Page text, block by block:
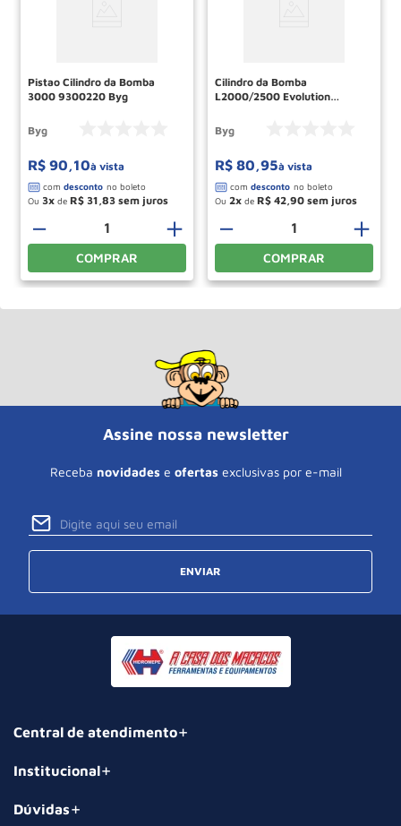
Pistao Cilindro da Bomba
3000 9300220 Byg
Byg
R$ 90,10à vista
Ou 3 de R$ 31,83
＋
－
COMPRAR
Cilindro da Bomba
L2000/2500 Evolution
Byg
R$ 80,95à vista
Ou 2 de R$ 42,90
＋
－
COMPRAR
Assine nossa newsletter
Receba novidades e ofertas exclusivas por e-mail
ENVIAR
Central de atendimento
Institucional
Dúvidas